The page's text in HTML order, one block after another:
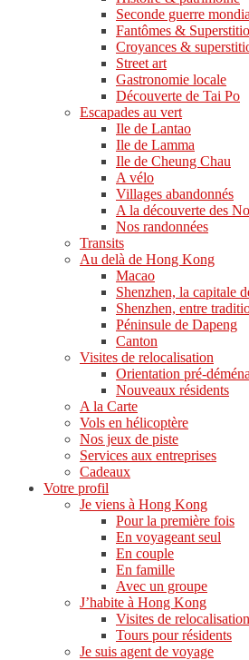
Seconde guerre
Fantômes &
Croyances &
Street art
Gastronomie locale
Découverte de Tai Po
Escapades au vert
Ile de Lantao
Ile de Lamma
Ile de Cheung Chau
A vélo
Villages abandonnés
A la découverte des
Nos randonnées
Transits
Au delà de Hong Kong
Macao
Shenzhen, la capitale
Shenzhen, entre
Péninsule de Dapeng
Canton
Visites de relocalisation
Orientation pré-
Nouveaux résidents
A la Carte
Vols en hélicoptère
Nos jeux de piste
Services aux entreprises
Cadeaux
Votre profil
Je viens à Hong Kong
Pour la première fois
En voyageant seul
En couple
En famille
Avec un groupe
J’habite à Hong Kong
Visites de relocalisation
Tours pour résidents
Je suis agent de voyage